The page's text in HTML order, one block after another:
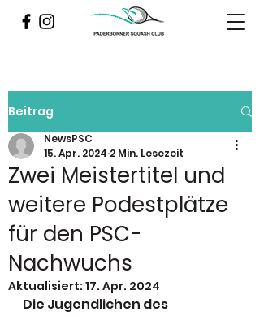
Beitrag
Zwei Meistertitel und
weitere Podestplätze
für den PSC-
Nachwuchs
NewsPSC
15. Apr. 2024 2 Min. Lesezeit
Aktualisiert: 17. Apr. 2024
Die Jugendlichen des